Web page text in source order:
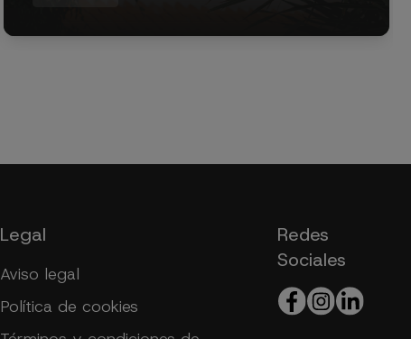
Legal
Aviso legal
Política de cookies
Redes
Sociales